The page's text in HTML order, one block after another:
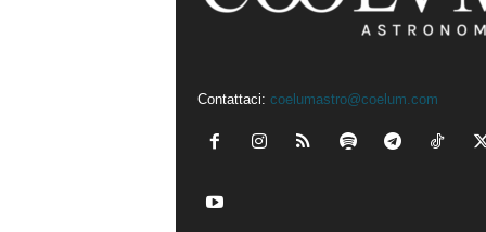
Contattaci: coelumastro@coelum.com